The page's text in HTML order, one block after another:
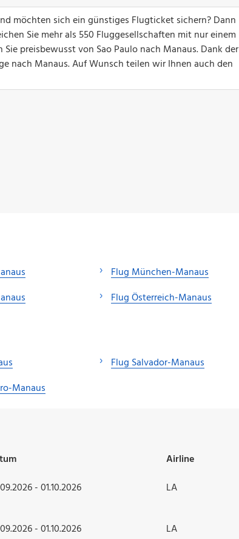
möchten sich ein günstiges Flugticket sichern? Dann
Sie mehr als 550 Fluggesellschaften mit nur einem
preisbewusst von Sao Paulo nach Manaus. Dank der
nach Manaus. Auf Wunsch teilen wir Ihnen auch den
Flug München-Manaus
Flug Österreich-Manaus
Manaus
Flug Salvador-Manaus
Airline
- 01.10.2026 LA
- 01.10.2026 LA